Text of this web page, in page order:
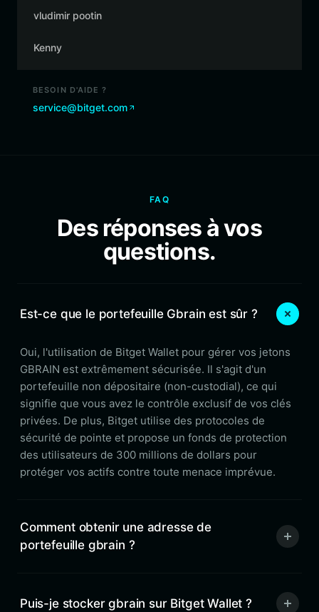
vludimir pootin
Kenny
BESOIN D'AIDE ?
service@bitget.com
FAQ
Des réponses à vos
questions.
Est-ce que le portefeuille Gbrain est sûr ?
Oui, l'utilisation de Bitget Wallet pour gérer vos jetons
GBRAIN est extrêmement sécurisée. Il s'agit d'un
portefeuille non dépositaire (non-custodial), ce qui
signifie que vous avez le contrôle exclusif de vos clés
privées. De plus, Bitget utilise des protocoles de
sécurité de pointe et propose un fonds de protection
des utilisateurs de 300 millions de dollars pour
protéger vos actifs contre toute menace imprévue.
Comment obtenir une adresse de
portefeuille gbrain ?
Puis-je stocker gbrain sur Bitget Wallet ?